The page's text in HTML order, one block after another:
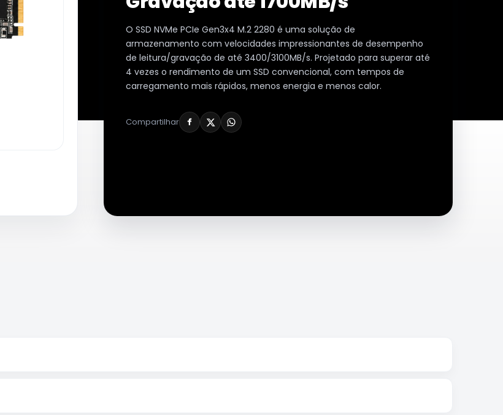
O SSD NVMe PCIe Gen3x4 M.2 2280 é uma solução de
armazenamento com velocidades impressionantes de desempenho
de leitura/gravação de até 3400/3100MB/s. Projetado para superar até
4 vezes o rendimento de um SSD convencional, com tempos de
carregamento mais rápidos, menos energia e menos calor.
Compartilhar